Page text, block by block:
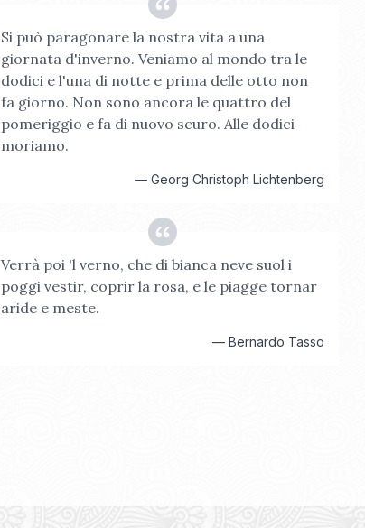
Si può paragonare la nostra vita a una
giornata d'inverno. Veniamo al mondo tra le
dodici e l'una di notte e prima delle otto non
fa giorno. Non sono ancora le quattro del
pomeriggio e fa di nuovo scuro. Alle dodici
moriamo.
— Georg Christoph Lichtenberg
Verrà poi 'l verno, che di bianca neve suol i
poggi vestir, coprir la rosa, e le piagge tornar
aride e meste.
— Bernardo Tasso